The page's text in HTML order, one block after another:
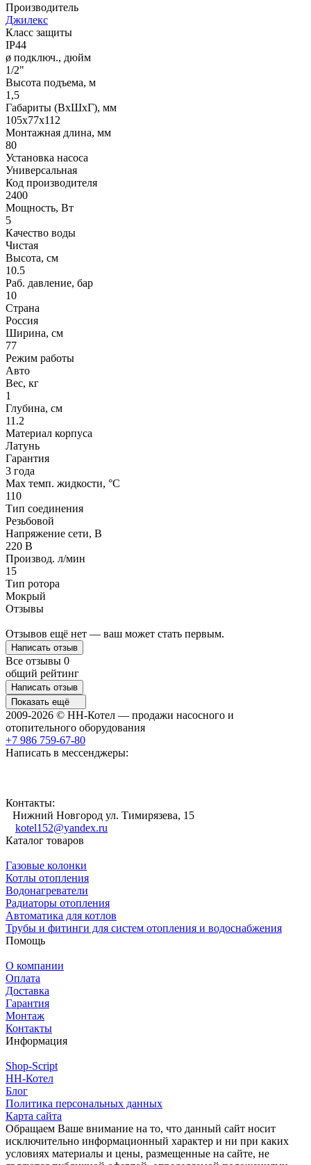
Производитель
Джилекс
Класс защиты
IP44
ø подключ., дюйм
1/2"
Высота подъема, м
1,5
Габариты (ВхШхГ), мм
105x77x112
Монтажная длина, мм
80
Установка насоса
Универсальная
Код производителя
2400
Мощность, Вт
5
Качество воды
Чистая
Высота, см
10.5
Раб. давление, бар
10
Страна
Россия
Ширина, см
77
Режим работы
Авто
Вес, кг
1
Глубина, см
11.2
Материал корпуса
Латунь
Гарантия
3 года
Max темп. жидкости, °С
110
Тип соединения
Резьбовой
Напряжение сети, В
220 В
Производ. л/мин
15
Тип ротора
Мокрый
Отзывы
Отзывов ещё нет — ваш может стать первым.
Написать отзыв
Все отзывы 0
общий рейтинг
Написать отзыв
Показать ещё
2009-2026 © НН-Котел — продажи насосного и
отопительного оборудования
+7 986 759-67-80
Написать в мессенджеры:
Контакты:
Нижний Новгород ул. Тимирязева, 15
kotel152@yandex.ru
Каталог товаров
Газовые колонки
Котлы отопления
Водонагреватели
Радиаторы отопления
Автоматика для котлов
Трубы и фитинги для систем отопления и водоснабжения
Помощь
О компании
Оплата
Доставка
Гарантия
Монтаж
Контакты
Информация
Shop-Script
НН-Котел
Блог
Политика персональных данных
Карта сайта
Обращаем Ваше внимание на то, что данный сайт носит
исключительно информационный характер и ни при каких
условиях материалы и цены, размещенные на сайте, не